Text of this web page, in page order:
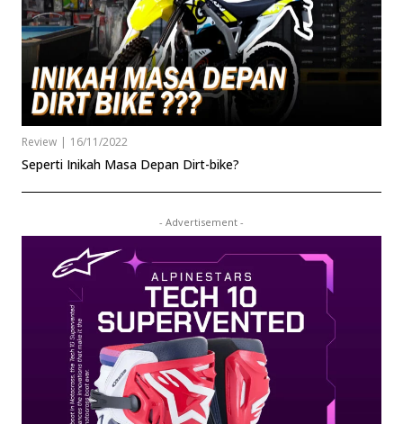
Review | 16/11/2022
Seperti Inikah Masa Depan Dirt-bike?
- Advertisement -